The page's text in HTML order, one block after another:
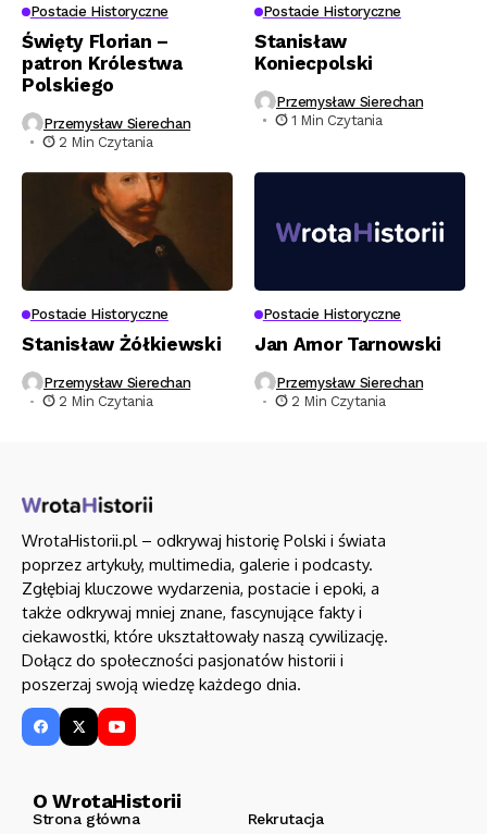
Postacie Historyczne
Święty Florian –
patron Królestwa
Polskiego
Przemysław Sierechan
2 Min Czytania
Postacie Historyczne
Stanisław
Koniecpolski
Przemysław Sierechan
1 Min Czytania
Postacie Historyczne
Stanisław Żółkiewski
Przemysław Sierechan
2 Min Czytania
Postacie Historyczne
Jan Amor Tarnowski
Przemysław Sierechan
2 Min Czytania
WrotaHistorii.pl – odkrywaj historię Polski i świata
poprzez artykuły, multimedia, galerie i podcasty.
Zgłębiaj kluczowe wydarzenia, postacie i epoki, a
także odkrywaj mniej znane, fascynujące fakty i
ciekawostki, które ukształtowały naszą cywilizację.
Dołącz do społeczności pasjonatów historii i
poszerzaj swoją wiedzę każdego dnia.
O WrotaHistorii
Strona główna
Rekrutacja